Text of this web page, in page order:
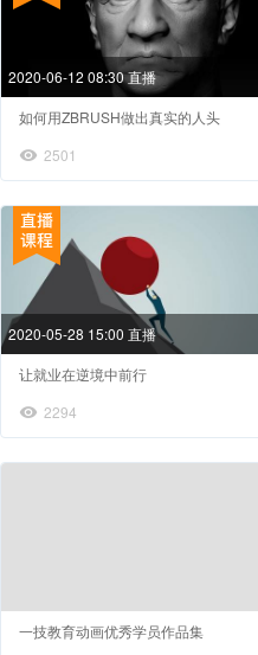
2020-06-12 08:30 直播
如何用ZBRUSH做出真实的人头
2501
2020-05-28 15:00 直播
让就业在逆境中前行
2294
一技教育动画优秀学员作品集